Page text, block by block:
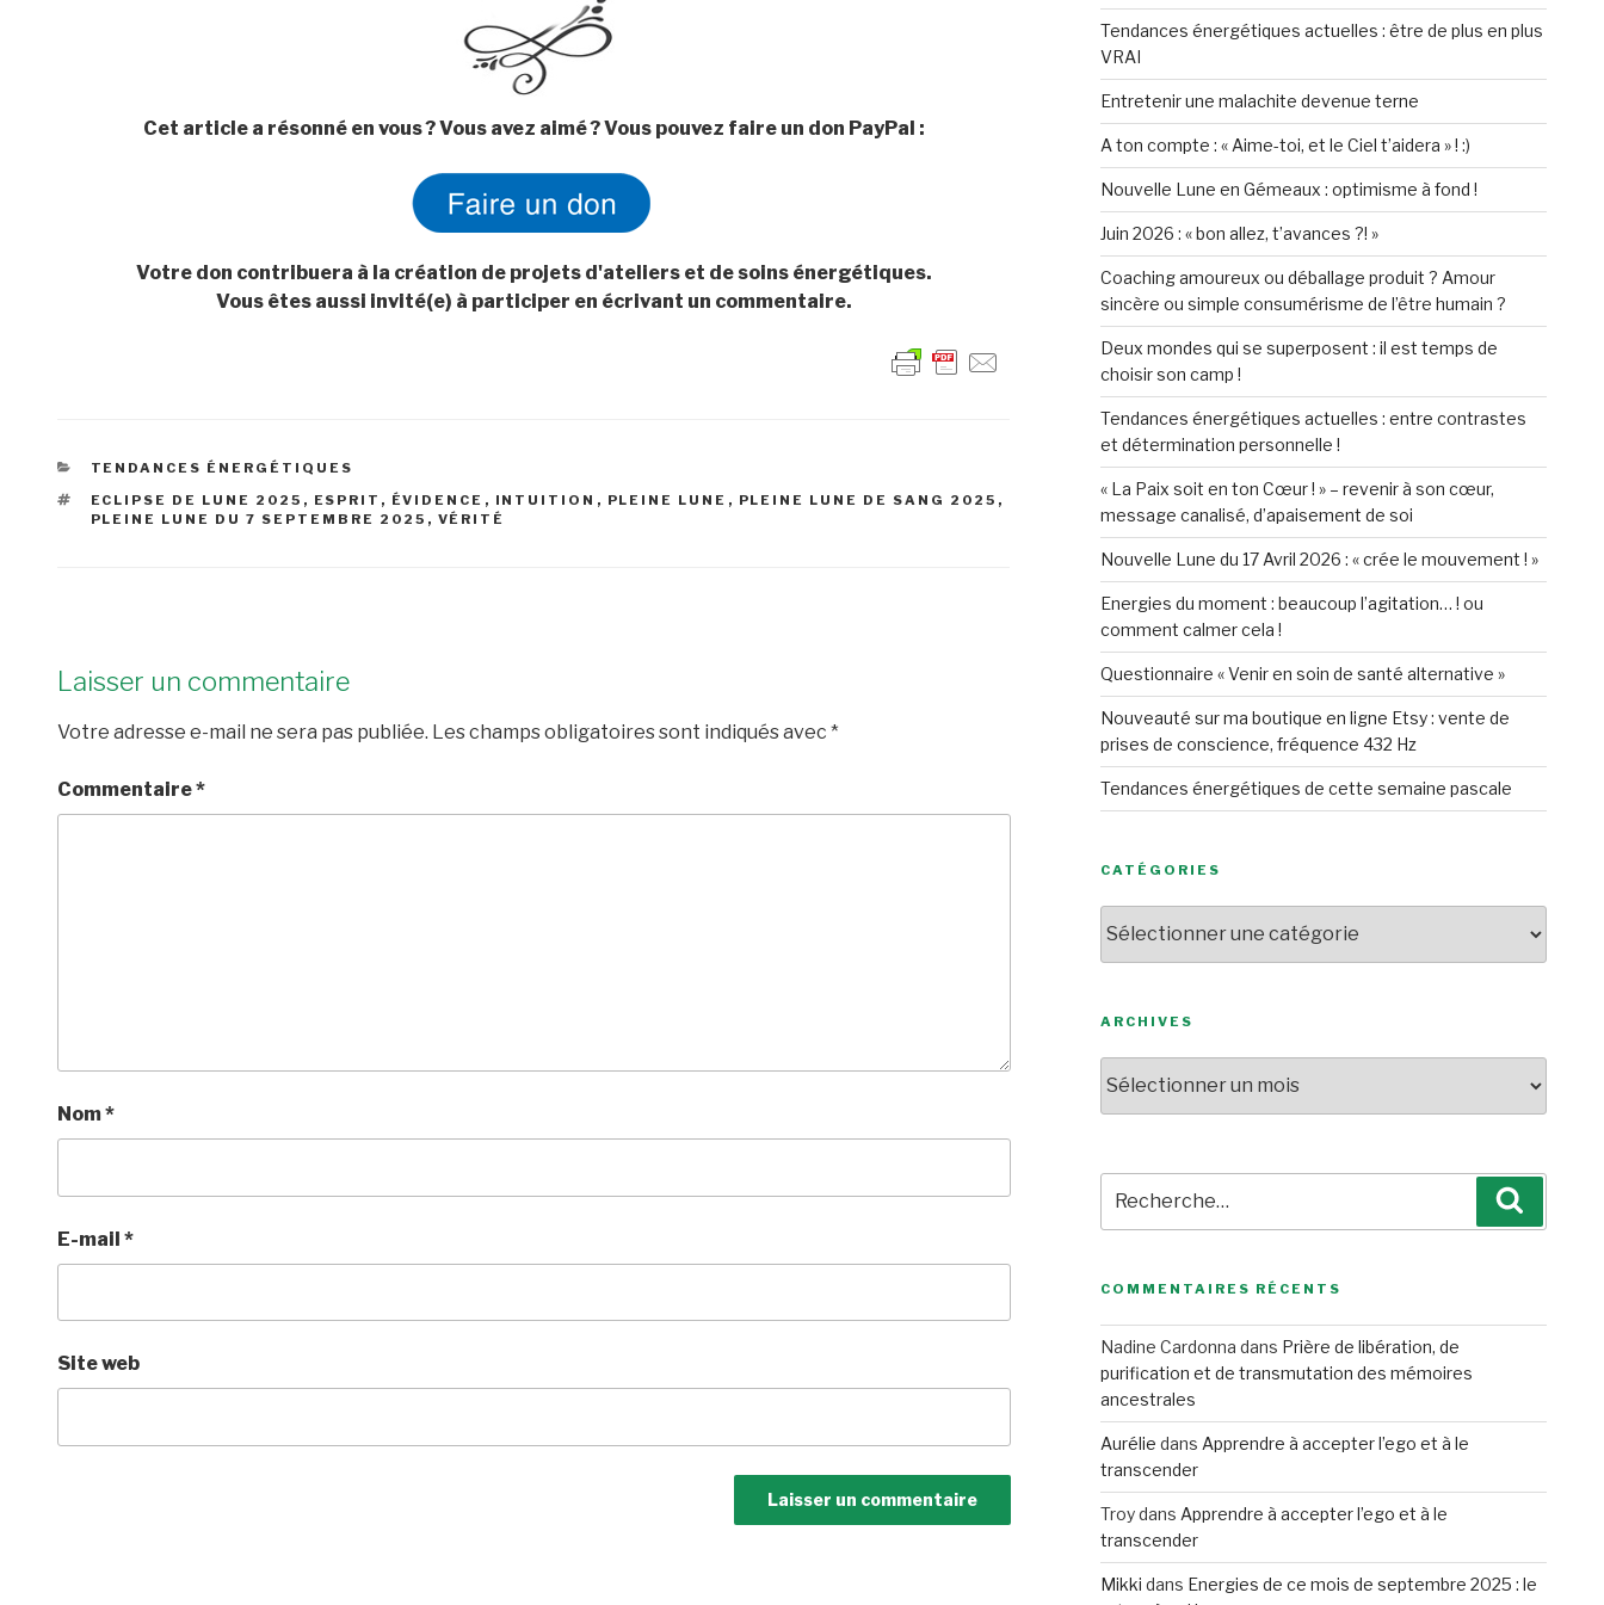
Cet article a résonné en vous ? Vous avez aimé ? Vous pouvez faire un don PayPal :
Votre don contribuera à la création de projets d'ateliers et de soins énergétiques.
Vous êtes aussi invité(e) à participer en écrivant un commentaire.
CATÉGORIES
TENDANCES ÉNERGÉTIQUES
ÉTIQUETTES
ECLIPSE DE LUNE 2025 , ESPRIT , ÉVIDENCE , INTUITION , PLEINE LUNE , PLEINE LUNE DE SANG 2025 ,
PLEINE LUNE DU 7 SEPTEMBRE 2025 , VÉRITÉ
Laisser un commentaire
Votre adresse e-mail ne sera pas publiée. Les champs obligatoires sont indiqués avec *
Commentaire*
Nom*
E-mail *
Site web
Tendances énergétiques actuelles : être de plus en plus
VRAI
Entretenir une malachite devenue terne
A ton compte : « Aime-toi, et le Ciel t’aidera » ! :)
Nouvelle Lune en Gémeaux : optimisme à fond !
Juin 2026 : « bon allez, t’avances ?! »
Coaching amoureux ou déballage produit ? Amour
sincère ou simple consumérisme de l’être humain ?
Deux mondes qui se superposent : il est temps de
choisir son camp !
Tendances énergétiques actuelles : entre contrastes
et détermination personnelle !
« La Paix soit en ton Cœur ! » – revenir à son cœur,
message canalisé, d’apaisement de soi
Nouvelle Lune du 17 Avril 2026 : « crée le mouvement ! »
Energies du moment : beaucoup l’agitation… ! ou
comment calmer cela !
Questionnaire « Venir en soin de santé alternative »
Nouveauté sur ma boutique en ligne Etsy : vente de
prises de conscience, fréquence 432 Hz
Tendances énergétiques de cette semaine pascale
CATÉGORIES
ARCHIVES
pour
:
COMMENTAIRES RÉCENTS
Nadine Cardonna dans Prière de libération, de
purification et de transmutation des mémoires
ancestrales
Aurélie dans Apprendre à accepter l’ego et à le
transcender
Troydans Apprendre à accepter l’ego et à le
transcender
Mikki dans Energies de ce mois de septembre 2025 : le